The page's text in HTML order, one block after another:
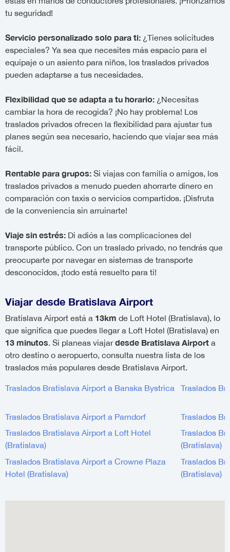
tu seguridad!
Servicio personalizado solo para ti: ¿Tienes solicitudes
especiales? Ya sea que necesites más espacio para el
equipaje o un asiento para niños, los traslados privados
pueden adaptarse a tus necesidades.
Flexibilidad que se adapta a tu horario: ¿Necesitas
cambiar la hora de recogida? ¡No hay problema! Los
traslados privados ofrecen la flexibilidad para ajustar tus
planes según sea necesario, haciendo que viajar sea más
fácil.
Rentable para grupos: Si viajas con familia o amigos, los
traslados privados a menudo pueden ahorrarte dinero en
comparación con taxis o servicios compartidos. ¡Disfruta
de la conveniencia sin arruinarte!
Viaje sin estrés: Di adiós a las complicaciones del
transporte público. Con un traslado privado, no tendrás que
preocuparte por navegar en sistemas de transporte
desconocidos, ¡todo está resuelto para ti!
Viajar desde Bratislava Airport
Bratislava Airport está a 13km de Loft Hotel (Bratislava), lo
que significa que puedes llegar a Loft Hotel (Bratislava) en
13 minutos. Si planeas viajardesde Bratislava Airport a
otro destino o aeropuerto, consulta nuestra lista de los
traslados más populares desde Bratislava Airport.
Traslados Bratislava Airport a Banska Bystrica Traslados
Traslados Bratislava Airport a Parndorf
Traslados
Traslados Bratislava Airport a Loft Hotel
(Bratislava)
Traslados
(Bratislava)
Traslados Bratislava Airport a Crowne Plaza
Hotel (Bratislava)
Traslados
(Bratislava)